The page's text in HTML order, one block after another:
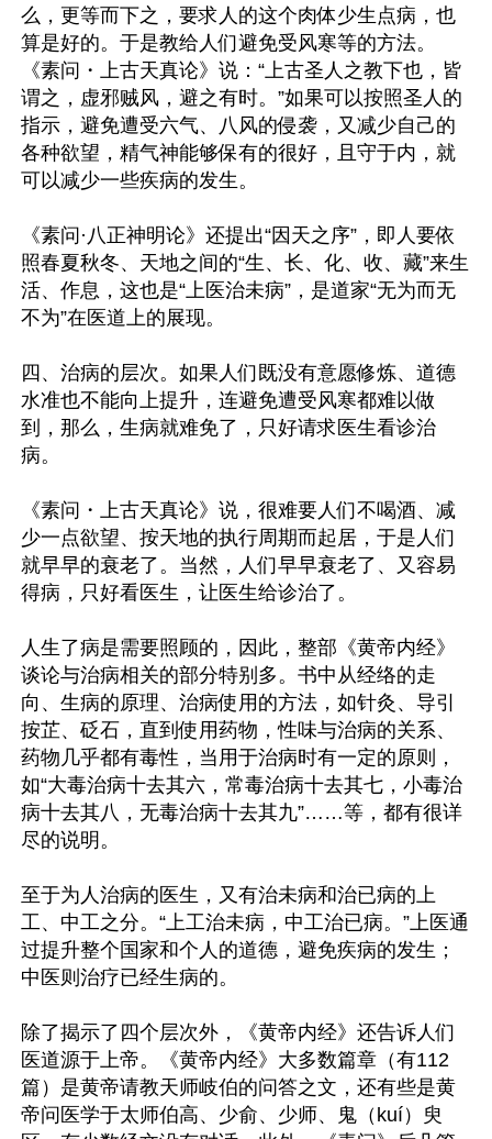
么，更等而下之，要求人的这个肉体少生点病，也
算是好的。于是教给人们避免受风寒等的方法。
《素问・上古天真论》说：“上古圣人之教下也，皆
谓之，虚邪贼风，避之有时。”如果可以按照圣人的
指示，避免遭受六气、八风的侵袭，又减少自己的
各种欲望，精气神能够保有的很好，且守于内，就
可以减少一些疾病的发生。
《素问·八正神明论》还提出“因天之序”，即人要依
照春夏秋冬、天地之间的“生、长、化、收、藏”来生
活、作息，这也是“上医治未病”，是道家“无为而无
不为”在医道上的展现。
四、治病的层次。如果人们既没有意愿修炼、道德
水准也不能向上提升，连避免遭受风寒都难以做
到，那么，生病就难免了，只好请求医生看诊治
病。
《素问・上古天真论》说，很难要人们不喝酒、减
少一点欲望、按天地的执行周期而起居，于是人们
就早早的衰老了。当然，人们早早衰老了、又容易
得病，只好看医生，让医生给诊治了。
人生了病是需要照顾的，因此，整部《黄帝内经》
谈论与治病相关的部分特别多。书中从经络的走
向、生病的原理、治病使用的方法，如针灸、导引
按芷、砭石，直到使用药物，性味与治病的关系、
药物几乎都有毒性，当用于治病时有一定的原则，
如“大毒治病十去其六，常毒治病十去其七，小毒治
病十去其八，无毒治病十去其九”……等，都有很详
尽的说明。
至于为人治病的医生，又有治未病和治已病的上
工、中工之分。“上工治未病，中工治已病。”上医通
过提升整个国家和个人的道德，避免疾病的发生；
中医则治疗已经生病的。
除了揭示了四个层次外，《黄帝内经》还告诉人们
医道源于上帝。《黄帝内经》大多数篇章（有112
篇）是黄帝请教天师岐伯的问答之文，还有些是黄
帝问医学于太师伯高、少俞、少师、鬼（kuí）臾